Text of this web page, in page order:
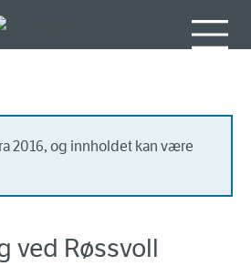
2016, og innholdet kan være
ved Røssvoll